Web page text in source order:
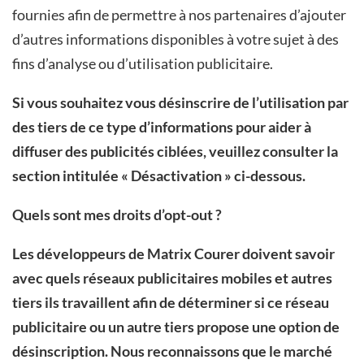
fournies afin de permettre à nos partenaires d’ajouter
d’autres informations disponibles à votre sujet à des
fins d’analyse ou d’utilisation publicitaire.
Si vous souhaitez vous désinscrire de l’utilisation par
des tiers de ce type d’informations pour aider à
diffuser des publicités ciblées, veuillez consulter la
section intitulée « Désactivation » ci-dessous.
Quels sont mes droits d’opt-out ?
Les développeurs de Matrix Courer doivent savoir
avec quels réseaux publicitaires mobiles et autres
tiers ils travaillent afin de déterminer si ce réseau
publicitaire ou un autre tiers propose une option de
désinscription. Nous reconnaissons que le marché